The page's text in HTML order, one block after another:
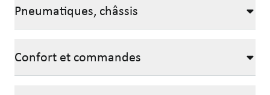
Pneumatiques, châssis
Confort et commandes